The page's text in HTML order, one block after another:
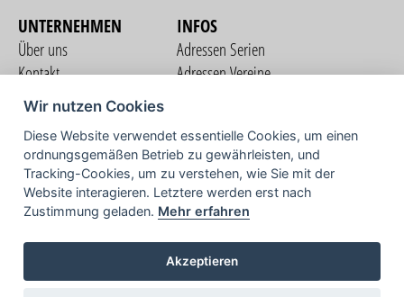
UNTERNEHMEN
Über uns
Kontakt
Nutzungsbedingungen
Datenschutzerklärung
Impressum
INFOS
Adressen Serien
Adressen Vereine
COMMUNITY
TV
Wir nutzen Cookies
Diese Website verwendet essentielle Cookies, um einen
ordnungsgemäßen Betrieb zu gewährleisten, und
Tracking-Cookies, um zu verstehen, wie Sie mit der
Website interagieren. Letztere werden erst nach
Zustimmung geladen. Mehr erfahren
Akzeptieren